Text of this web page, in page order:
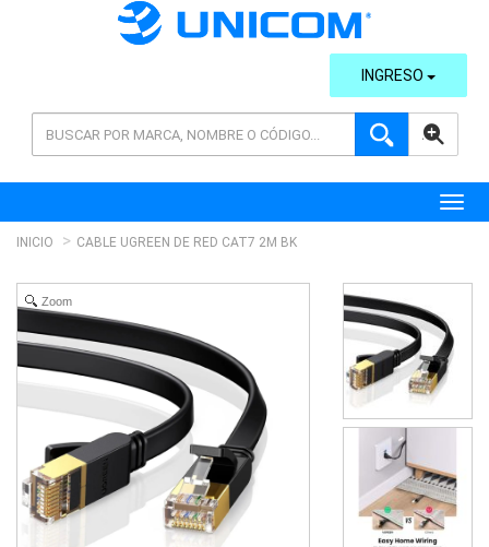
AVANZADA
INGRESO
INICIO CABLE UGREEN DE RED CAT7 2M BK
Zoom